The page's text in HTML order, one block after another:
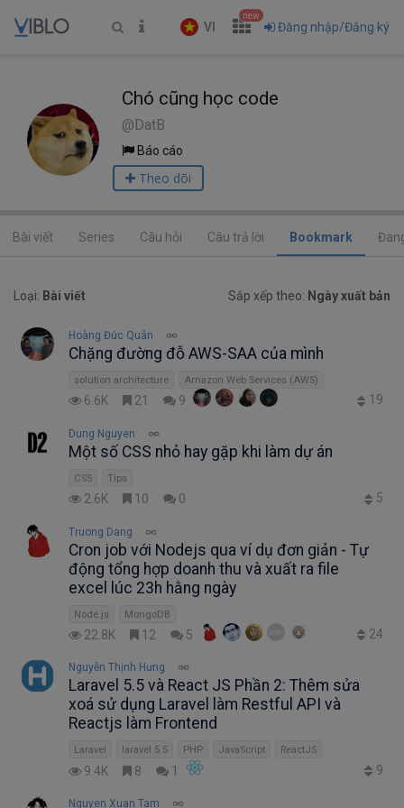
VI
new
Đăng nhập/Đăng ký
Chó cũng học code
@DatB
Báo cáo
Theo dõi
Bài viết Series Câu hỏi Câu trả lời Bookmark
Loại: Bài viết Sắp xếp theo: Ngày xuất bản
Hoàng Đức Quân
Chặng đường đỗ AWS-SAA của mình
solution architecture Amazon Web Services (AWS)
6.6K 21 9 19
Dung Nguyen
Một số CSS nhỏ hay gặp khi làm dự án
CSS Tips
2.6K 10 0 5
Truong Dang
Cron job với Nodejs qua ví dụ đơn giản - Tự
động tổng hợp doanh thu và xuất ra file
excel lúc 23h hằng ngày
Node.js MongoDB
22.8K 12 5 24
Nguyễn Thịnh Hưng
Laravel 5.5 và React JS Phần 2: Thêm sửa
xoá sử dụng Laravel làm Restful API và
Reactjs làm Frontend
Laravel laravel 5.5 PHP JavaScript ReactJS
9.4K 8 1 9
Nguyen Xuan Tam